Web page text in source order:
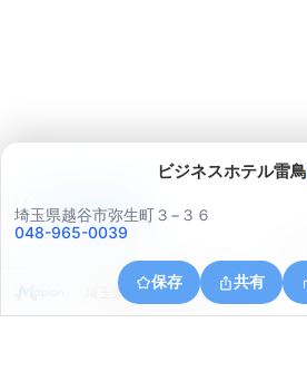
ビジネスホテル雷鳥
埼玉県越谷市弥生町３−３６
048-965-0039
保存 共有
埼玉県越谷市神明町１丁目
アプリで見る